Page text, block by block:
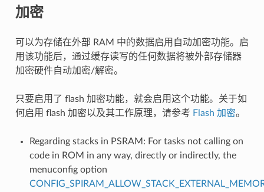
加密
可以为存储在外部 RAM 中的数据启用自动加密功能。启
用该功能后，通过缓存读写的任何数据将被外部存储器
加密硬件自动加密/解密。
只要启用了 flash 加密功能，就会启用这个功能。关于如
何启用 flash 加密以及其工作原理，请参考 Flash 加密。
Regarding stacks in PSRAM: For tasks not calling on
code in ROM in any way, directly or indirectly, the
menuconfig option